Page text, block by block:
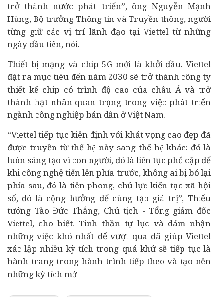
trở thành nước phát triển”, ông Nguyễn Mạnh
Hùng, Bộ trưởng Thông tin và Truyền thông, người
từng giữ các vị trí lãnh đạo tại Viettel từ những
ngày đầu tiên, nói.
Thiết bị mạng và chip 5G mới là khởi đầu. Viettel
đặt ra mục tiêu đến năm 2030 sẽ trở thành công ty
thiết kế chip có trình độ cao của châu Á và trở
thành hạt nhân quan trọng trong việc phát triển
ngành công nghiệp bán dẫn ở Việt Nam.
“Viettel tiếp tục kiên định với khát vọng cao đẹp đã
được truyền từ thế hệ này sang thế hệ khác: đó là
luôn sáng tạo vì con người, đó là liên tục phổ cập để
khi công nghệ tiến lên phía trước, không ai bị bỏ lại
phía sau, đó là tiên phong, chủ lực kiến tạo xã hội
số, đó là cộng hưởng để cùng tạo giá trị”, Thiếu
tướng Tào Đức Thắng, Chủ tịch - Tổng giám đốc
Viettel, cho biết. Tinh thần tự lực và dám nhận
những việc khó nhất để vượt qua đã giúp Viettel
xác lập nhiều kỳ tích trong quá khứ sẽ tiếp tục là
hành trang trong hành trình tiếp theo và tạo nên
những kỳ tích mớ